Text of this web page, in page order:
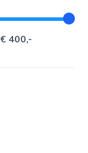
€ 400,-